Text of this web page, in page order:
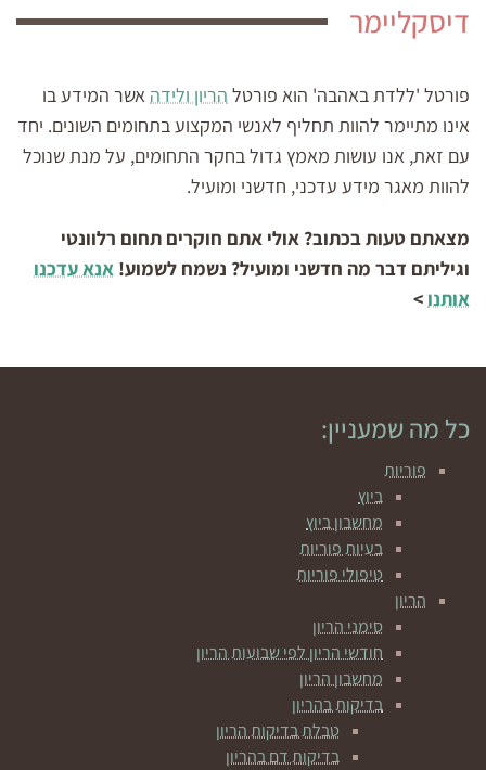
דיסקליימר
פורטל 'ללדת באהבה' הוא פורטל הריון ולידה אשר המידע בו
אינו מתיימר להוות תחליף לאנשי המקצוע בתחומים השונים. יחד
עם זאת, אנו עושות מאמץ גדול בחקר התחומים, על מנת שנוכל
להוות מאגר מידע עדכני, חדשני ומועיל.
מצאתם טעות בכתוב? אולי אתם חוקרים תחום רלוונטי
וגיליתם דבר מה חדשני ומועיל? נשמח לשמוע! אנא עדכנו
אותנו >
כל מה שמעניין:
פוריות
ביוץ
מחשבון ביוץ
בעיות פוריות
טיפולי פוריות
הריון
סימני הריון
חודשי הריון לפי שבועות הריון
מחשבון הריון
בדיקות בהריון
טבלת בדיקות הריון
בדיקות דם בהריון